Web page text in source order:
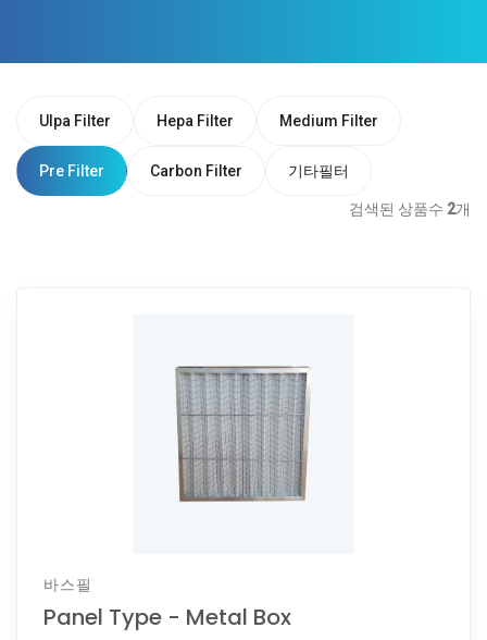
Ulpa Filter Hepa Filter Medium Filter
Pre Filter Carbon Filter 기타필터
검색된 상품수 2개
바스필
Panel Type - Metal Box